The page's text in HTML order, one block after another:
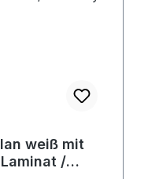
weiß mit
/